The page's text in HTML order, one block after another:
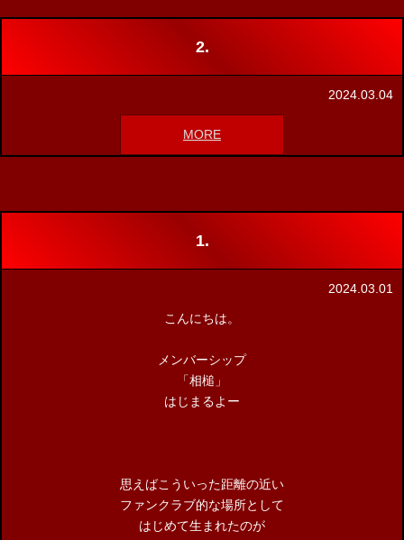
2.
2024.03.04
MORE
1.
2024.03.01
こんにちは。
メンバーシップ
「相槌」
はじまるよー
思えばこういった距離の近い
ファンクラブ的な場所として
はじめて生まれたのが